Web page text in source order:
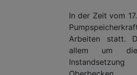
In der Zeit vom
Arbeiten statt.
allem um